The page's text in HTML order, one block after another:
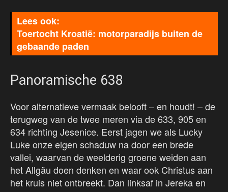
Toertocht Kroatië: motorparadijs buiten de
gebaande paden
Panoramische 638
Voor alternatieve vermaak belooft – en houdt! – de
terugweg van de twee meren via de 633, 905 en
634 richting Jesenice. Eerst jagen we als Lucky
Luke onze eigen schaduw na door een brede
vallei, waarvan de weelderig groene weiden aan
het Allgäu doen denken en waar ook Christus aan
het kruis niet ontbreekt. Dan linksaf in Jereka en